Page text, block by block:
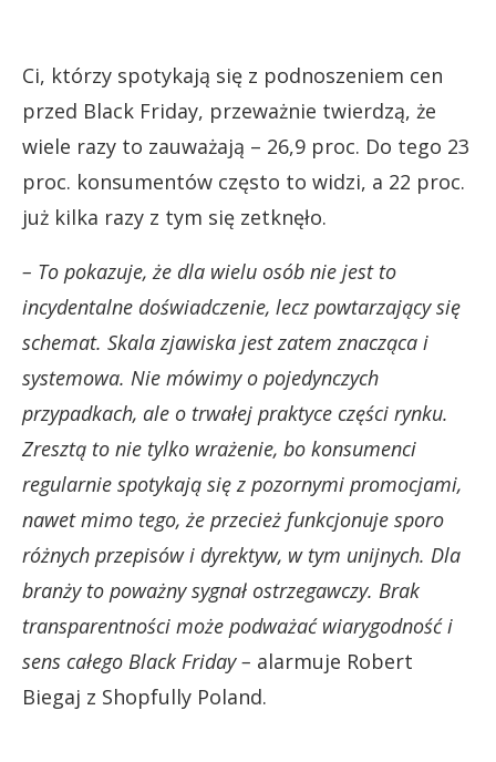
Ci, którzy spotykają się z podnoszeniem cen
przed Black Friday, przeważnie twierdzą, że
wiele razy to zauważają – 26,9 proc. Do tego 23
proc. konsumentów często to widzi, a 22 proc.
już kilka razy z tym się zetknęło.
– To pokazuje, że dla wielu osób nie jest to
incydentalne doświadczenie, lecz powtarzający się
schemat. Skala zjawiska jest zatem znacząca i
systemowa. Nie mówimy o pojedynczych
przypadkach, ale o trwałej praktyce części rynku.
Zresztą to nie tylko wrażenie, bo konsumenci
regularnie spotykają się z pozornymi promocjami,
nawet mimo tego, że przecież funkcjonuje sporo
różnych przepisów i dyrektyw, w tym unijnych. Dla
branży to poważny sygnał ostrzegawczy. Brak
transparentności może podważać wiarygodność i
sens całego Black Friday – alarmuje Robert
Biegaj z Shopfully Poland.